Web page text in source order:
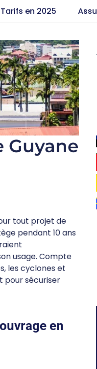
Tarifs en 2025
Guyane
tout projet de
pendant 10 ans
usage. Compte
les cyclones et
sécuriser
en